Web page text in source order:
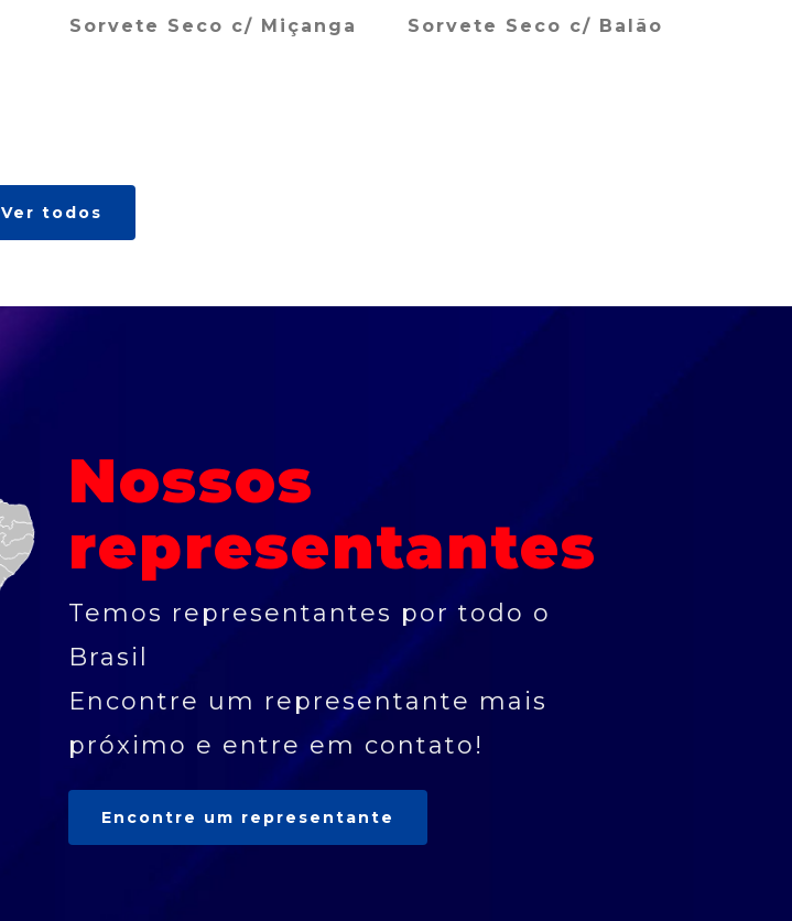
Sorvete Seco c/ Miçanga Sorvete Seco c/ Balão
Ver todos
Nossos
representantes
Temos representantes por todo o
Brasil
Encontre um representante mais
próximo e entre em contato!
Encontre um representante